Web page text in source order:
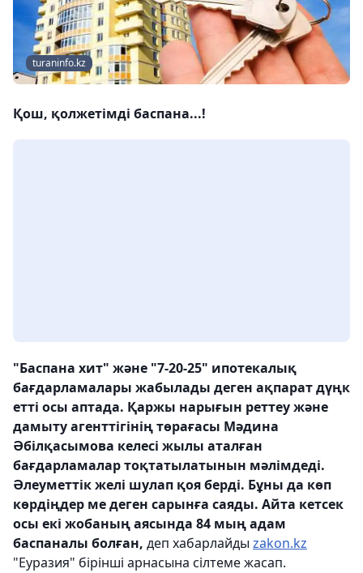
turaninfo.kz
Қош, қолжетімді баспана...!
"Баспана хит" және "7-20-25" ипотекалық
бағдарламалары жабылады деген ақпарат дүңк
етті осы аптада. Қаржы нарығын реттеу және
дамыту агенттігінің төрағасы Мәдина
Әбілқасымова келесі жылы аталған
бағдарламалар тоқтатылатынын мәлімдеді.
Әлеуметтік желі шулап қоя берді. Бұны да көп
көрдіңдер ме деген сарынға саяды. Айта кетсек
осы екі жобаның аясында 84 мың адам
баспаналы болған, деп хабарлайды zakon.kz
"Еуразия" бірінші арнасына сілтеме жасап.